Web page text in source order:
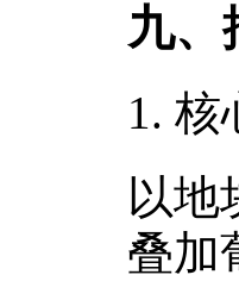
九、
1. 核
以地
叠加